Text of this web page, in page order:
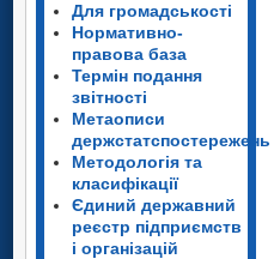
Для громадськості
Нормативно-
правова база
Термін подання
звітності
Метаописи
держстатспостережень
Методологія та
класифікації
Єдиний державний
реєстр підприємств
і організацій